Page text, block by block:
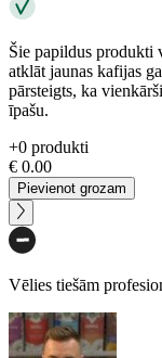
Šie papildus produkti
atklāt jaunas kafijas
pārsteigts, ka
īpašu.
+0 produkti
€ 0.00
Pievienot grozam
Vēlies tiešām